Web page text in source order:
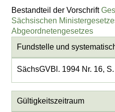
Bestandteil der Vorschrift
Sächsischen
Abgeordnetengesetzes
Fundstelle und
SächsGVBl. 1994 Nr. 16,
Gültigkeitszeitraum